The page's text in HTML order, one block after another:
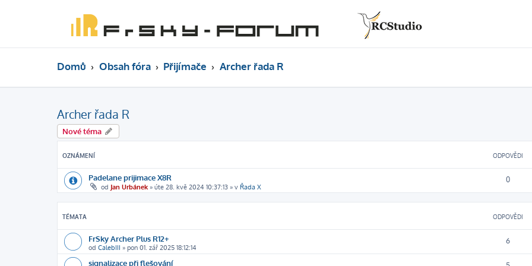
Domů Obsah fóra Přijímače Archer řada R
Archer řada R
Nové téma
OZNÁMENÍ ODPOVĚDI
Padelane prijimace X8R
od Jan Urbánek » úte 28. kvě 2024 10:37:13 » v Řada X
0
TÉMATA ODPOVĚDI
FrSky Archer Plus R12+
od CalebIII » pon 01. zář 2025 18:12:14
6
signalizace při flešování